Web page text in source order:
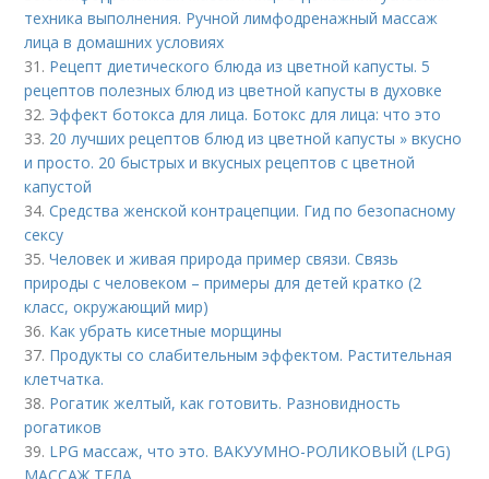
техника выполнения. Ручной лимфодренажный массаж
лица в домашних условиях
31. Рецепт диетического блюда из цветной капусты. 5
рецептов полезных блюд из цветной капусты в духовке
32. Эффект ботокса для лица. Ботокс для лица: что это
33. 20 лучших рецептов блюд из цветной капусты » вкусно
и просто. 20 быстрых и вкусных рецептов с цветной
капустой
34.Средства женской контрацепции. Гид по безопасному
сексу
35.Человек и живая природа пример связи. Связь
природы с человеком – примеры для детей кратко (2
класс, окружающий мир)
36. Как убрать кисетные морщины
37. Продукты со слабительным эффектом. Растительная
клетчатка.
38. Рогатик желтый, как готовить. Разновидность
рогатиков
39. LPG массаж, что это. ВАКУУМНО-РОЛИКОВЫЙ (LPG)